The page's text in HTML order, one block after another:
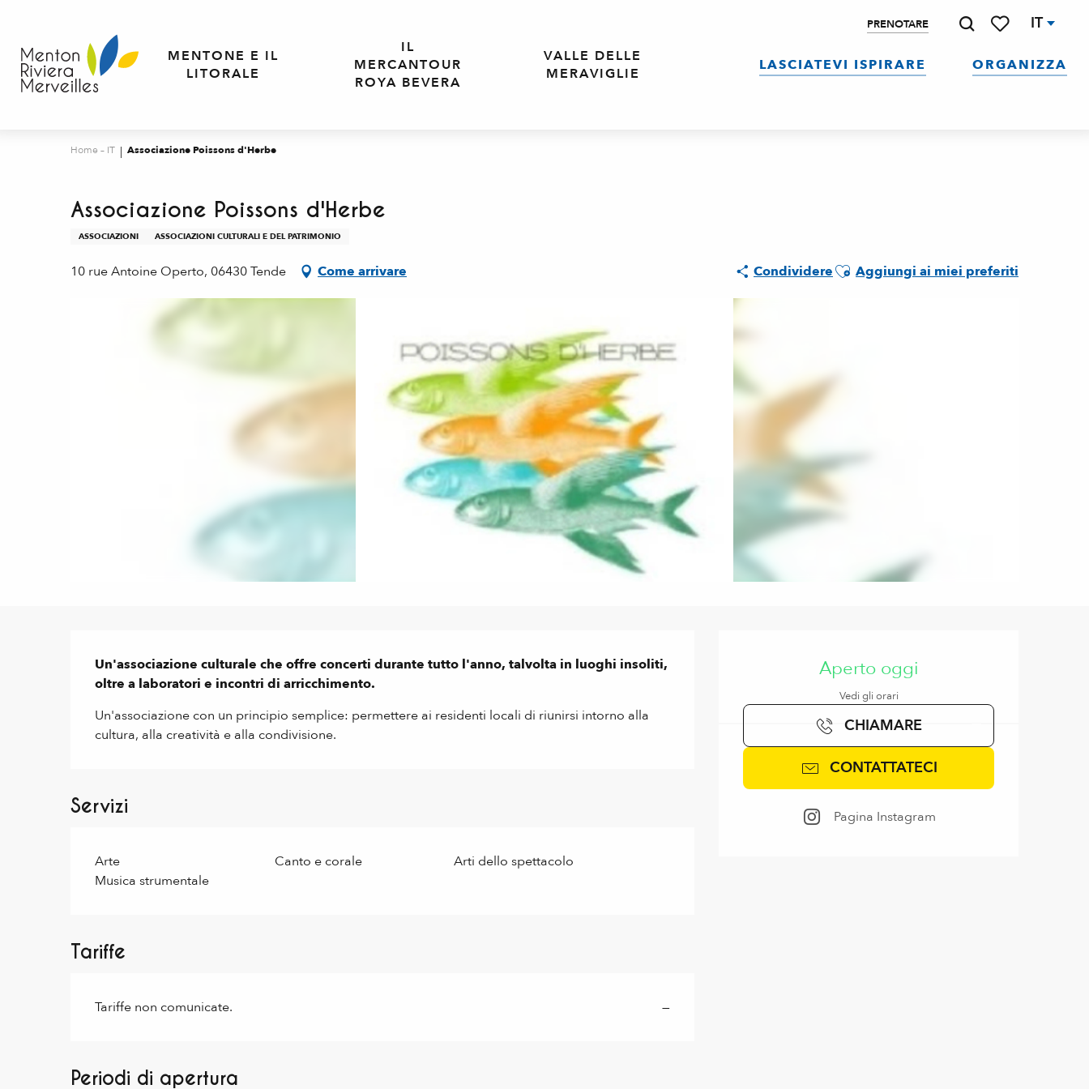
contenu
principal
PRENOTARE IT
MENTONE E IL
LITORALE
IL
MERCANTOUR
ROYA BEVERA
VALLE DELLE
MERAVIGLIE
LASCIATEVI ISPIRARE ORGANIZZA
Home – IT Associazione Poissons d'Herbe
Associazione Poissons d'Herbe
ASSOCIAZIONI ASSOCIAZIONI CULTURALI E DEL PATRIMONIO
10 rue Antoine Operto, 06430 Tende Come arrivare CondividereAjouter aux favoris
Aggiungi ai miei preferiti
Aperto oggi
Vedi gli orari
CHIAMARE
CONTATTATECI
Pagina Instagram
Descrizione
Un'associazione culturale che offre concerti durante tutto l'anno, talvolta in luoghi insoliti,
oltre a laboratori e incontri di arricchimento.
Un'associazione con un principio semplice: permettere ai residenti locali di riunirsi intorno alla
cultura, alla creatività e alla condivisione.
Servizi
Arte Canto e corale
Arti dello spettacolo
Musica strumentale
Tariffe
Tariffe non comunicate. —
Periodi di apertura